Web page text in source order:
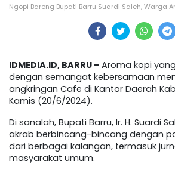
Ngopi Bareng Bupati Barru Suardi Saleh, Warga
IDMEDIA.ID, BARRU – Aroma kopi
dengan semangat kebersamaan
angkringan Cafe di Kantor Daerah
Kamis (20/6/2024).
Di sanalah, Bupati Barru, Ir. H. Suardi
akrab berbincang-bincang dengan
dari berbagai kalangan, termasuk
masyarakat umum.